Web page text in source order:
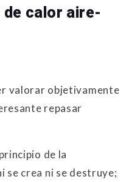
de calor aire-
valorar objetivamente
repasar
de la
se crea ni se destruye;